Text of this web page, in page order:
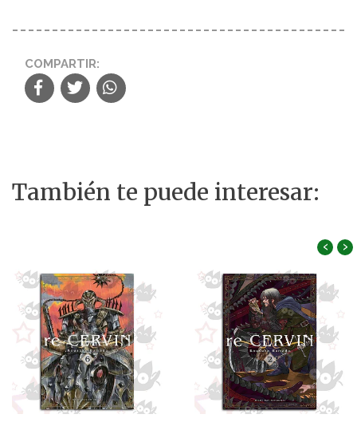
COMPARTIR:
También te puede interesar:
‹ ›